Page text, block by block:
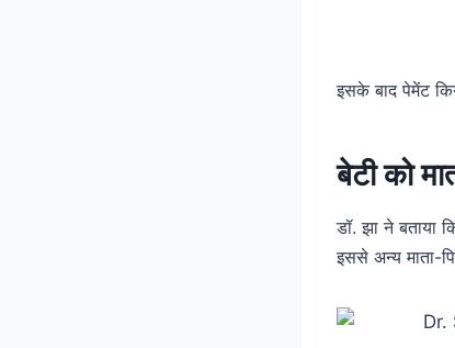
इसके बाद पेमेंट
बेटी को
डॉ. झा ने बताया
इससे अन्य माता-